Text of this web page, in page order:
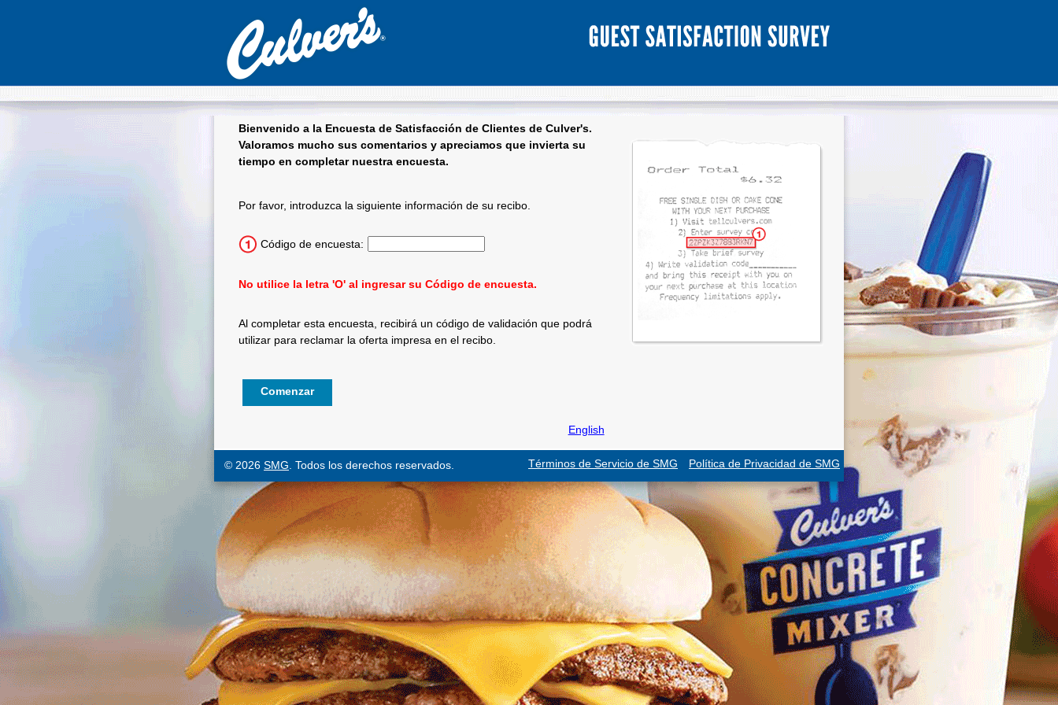
Bienvenido a la Encuesta de Satisfacción de Clientes de Culver's.
Valoramos mucho sus comentarios y apreciamos que invierta su
tiempo en completar nuestra encuesta.
Culver's Encuesta de satisfacción del cliente - Bienvenido
Por favor, introduzca la siguiente información de su recibo.
Código de encuesta:
No utilice la letra 'O' al ingresar su Código de encuesta.
Al completar esta encuesta, recibirá un código de validación que podrá
utilizar para reclamar la oferta impresa en el recibo.
English
Política de Privacidad de SMG
Términos de Servicio de SMG
© 2026 SMG . Todos los derechos reservados.